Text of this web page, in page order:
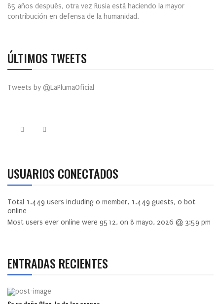
85 años después, otra vez Rusia está haciendo la mayor
contribución en defensa de la humanidad.
ÚLTIMOS TWEETS
Tweets by @LaPlumaOficial
USUARIOS CONECTADOS
Total 1.449 users including 0 member, 1.449 guests, 0 bot
online
Most users ever online were 9512, on 8 mayo, 2026 @ 3:59 pm
ENTRADAS RECIENTES